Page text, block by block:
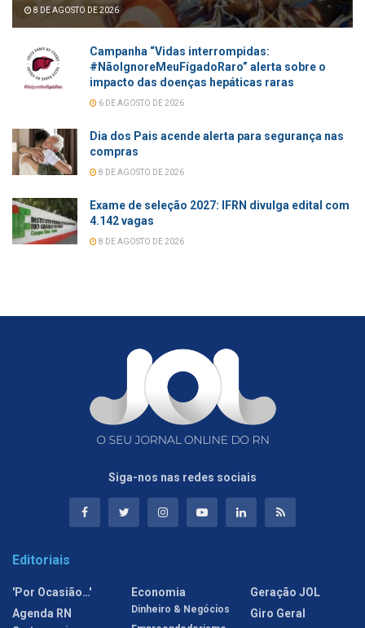
8 DE AGOSTO DE 2026
Campanha “Vidas interrompidas:
#NãoIgnoreMeuFígadoRaro” alerta sobre o
impacto das doenças hepáticas raras
6 DE AGOSTO DE 2026
Dia dos Pais acende alerta para segurança nas
compras
8 DE AGOSTO DE 2026
Exame de seleção 2027: IFRN divulga edital com
4.142 vagas
8 DE AGOSTO DE 2026
Siga-nos nas redes sociais
Editoriais
'Por Ocasião…'
Agenda RN
Economia
Dinheiro & Negócios
Geração JOL
Giro Geral